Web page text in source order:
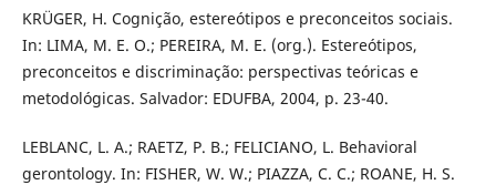
KRÜGER, H. Cognição, estereótipos e preconceitos sociais.
In: LIMA, M. E. O.; PEREIRA, M. E. (org.). Estereótipos,
preconceitos e discriminação: perspectivas teóricas e
metodológicas. Salvador: EDUFBA, 2004, p. 23-40.
LEBLANC, L. A.; RAETZ, P. B.; FELICIANO, L. Behavioral
gerontology. In: FISHER, W. W.; PIAZZA, C. C.; ROANE, H. S.